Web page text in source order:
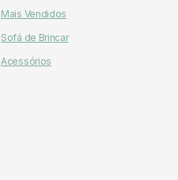
Mais Vendidos
Sofá de Brincar
Acessórios